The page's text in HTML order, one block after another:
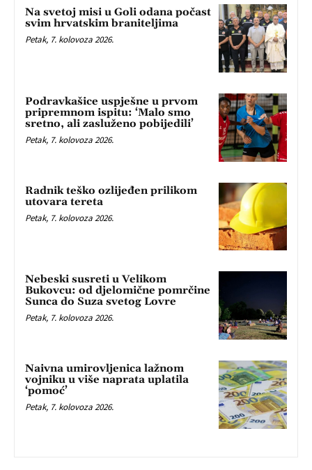
Na svetoj misi u Goli odana počast
svim hrvatskim braniteljima
Petak, 7. kolovoza 2026.
Podravkašice uspješne u prvom
pripremnom ispitu: ‘Malo smo
sretno, ali zasluženo pobijedili’
Petak, 7. kolovoza 2026.
Radnik teško ozlijeđen prilikom
utovara tereta
Petak, 7. kolovoza 2026.
Nebeski susreti u Velikom
Bukovcu: od djelomične pomrčine
Sunca do Suza svetog Lovre
Petak, 7. kolovoza 2026.
Naivna umirovljenica lažnom
vojniku u više naprata uplatila
‘pomoć’
Petak, 7. kolovoza 2026.